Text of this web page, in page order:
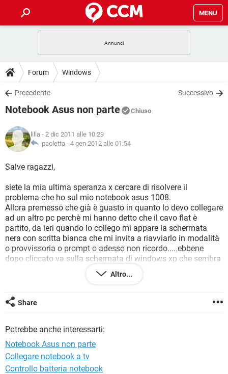
MENU
INTRATTENIMENTO
iOS
INSTAGRAM WHATSAPP
TIKTOK
HARDWARE
GUIDE
COVID-19
INSTAGRAM
TIKTOK
HARDWARE
DOWNLOAD
COVID-19 GAMING
INTRATTENIMENTO
iOS WINDOWS 10
INSTAGRAM
HARDWARE
COVID-19
INTRATTENIMENTO
iOS
INSTAGRAM WHATSAPP
TIKTOK FACEBOOK
HARDWARE
GLOSSARIO
COVID-19
iOS WINDOWS 10
INSTAGRAM WHATSAPP
TIKTOK FACEBOOK
HARDWARE
Forum Windows
Precedente Successivo
Notebook Asus non parte Chiuso
lilla - 2 dic 2011 alle 10:29
paoletta - 4 gen 2012 alle 01:54
Salve ragazzi,
siete la mia ultima speranza x cercare di risolvere il
problema che ho sul mio notebook asus 1008.
Allora premesso che già è guasto in quanto lo devo collegare
ad un altro pc perchè mi hanno detto che il cavo flat è
partito, da ieri quando lo collego mi appare la schermata
nera con scritta bianca che mi invita a riavviarlo in modalità
o provvissoria o prompt o adesso non ricordo.....ebbene
dopo cliccato va sulla schermata di windows xp che sembra
voglia caricarsi e poi ritorna nuovamente sulla schermata
delle opzioni della modalità provvisoria...........in sintesi il pc
appello a voi.....come faccio a ripristinarlo? Non ho neanche
l'alloggio del cd su questo notebook.
VI PREGO AIUTATEMI.......
Altro...
Share
Potrebbe anche interessarti:
Notebook Asus non parte
Collegare notebook a tv
Controllo batteria notebook